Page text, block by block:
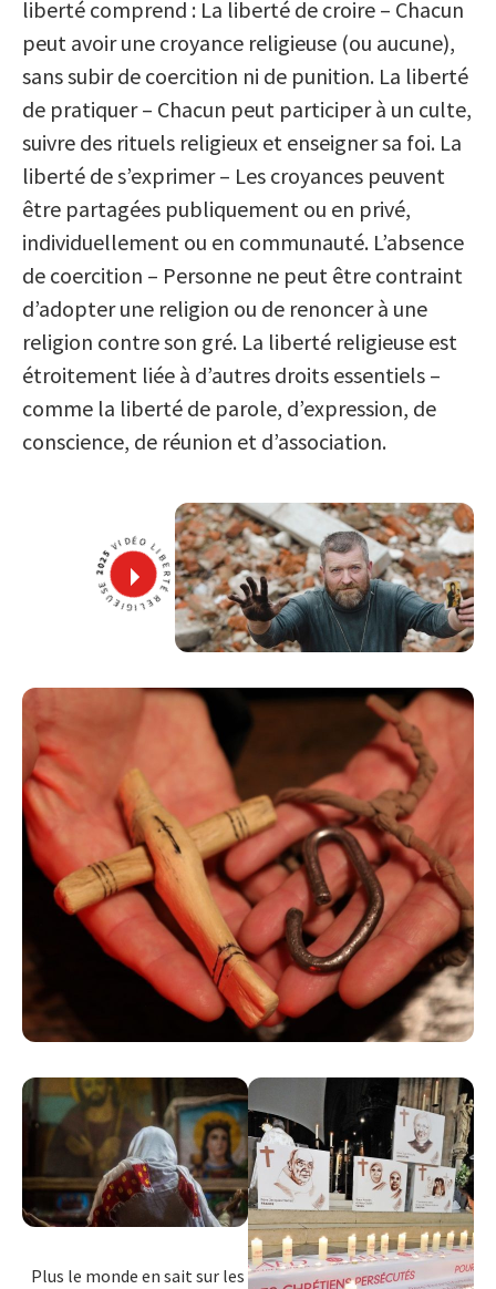
liberté comprend : La liberté de croire – Chacun
peut avoir une croyance religieuse (ou aucune),
sans subir de coercition ni de punition. La liberté
de pratiquer – Chacun peut participer à un culte,
suivre des rituels religieux et enseigner sa foi. La
liberté de s’exprimer – Les croyances peuvent
être partagées publiquement ou en privé,
individuellement ou en communauté. L’absence
de coercition – Personne ne peut être contraint
d’adopter une religion ou de renoncer à une
religion contre son gré. La liberté religieuse est
étroitement liée à d’autres droits essentiels –
comme la liberté de parole, d’expression, de
conscience, de réunion et d’association.
VIDÉO LIBERTÉ RELIGIEUSE
2025
Plus le monde en sait sur les